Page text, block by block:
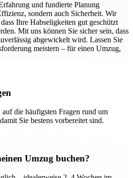
und fundierte Planung
sondern auch Sicherheit. Wir
Ihre Habseligkeiten gut geschützt
Mit uns können Sie sicher sein, dass
abgewickelt wird. Lassen Sie
meistern – für einen Umzug,
die häufigsten Fragen rund um
Sie bestens vorbereitet sind.
Umzug buchen?